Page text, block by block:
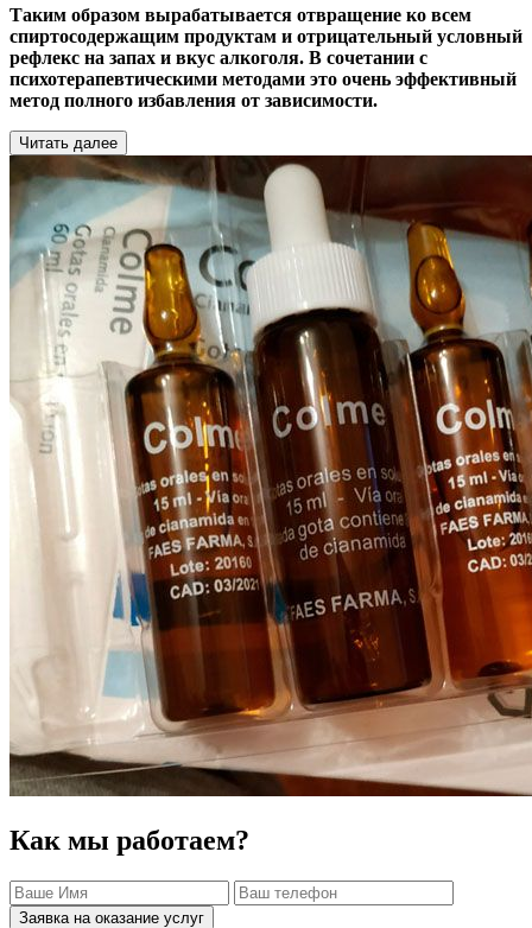
Таким образом вырабатывается отвращение ко всем
спиртосодержащим продуктам и отрицательный условный
рефлекс на запах и вкус алкоголя. В сочетании с
психотерапевтическими методами это очень эффективный
метод полного избавления от зависимости.
Читать далее
Как мы работаем?
Заявка на оказание услуг